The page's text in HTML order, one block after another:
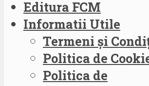
Editura FCM
Informatii Utile
Termeni și
Politica de
Politica de